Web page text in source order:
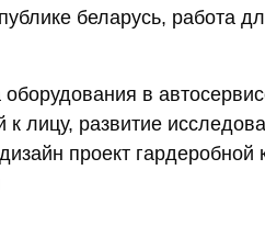
беларусь, работа
в
лицу, развитие
проект